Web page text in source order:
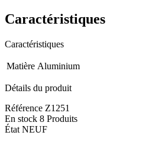
Caractéristiques
Caractéristiques
Matière Aluminium
Détails du produit
Référence Z1251
En stock 8 Produits
État NEUF